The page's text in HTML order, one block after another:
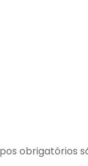
obrigatórios